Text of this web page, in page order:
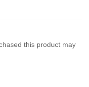
this product may